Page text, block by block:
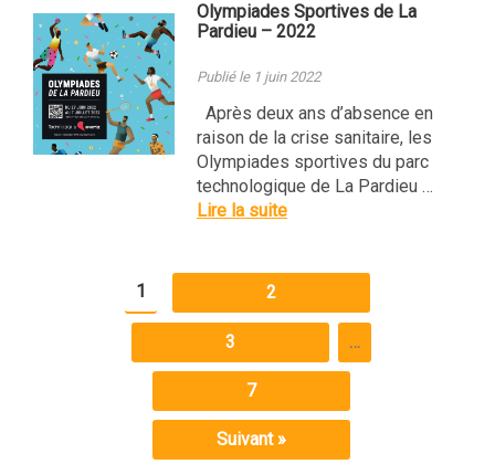
Olympiades Sportives de La
Pardieu – 2022
Publié le 1 juin 2022
Après deux ans d’absence en
raison de la crise sanitaire, les
Olympiades sportives du parc
technologique de La Pardieu …
Lire la suite
1 2
3 …
7
Suivant »